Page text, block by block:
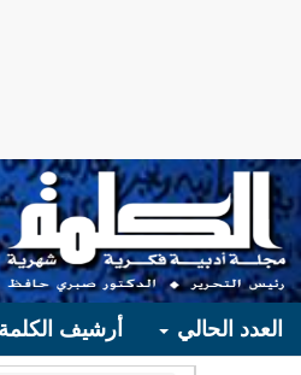
العدد الحالي أرشيف الكلمة